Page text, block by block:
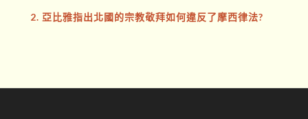
2. 亞比雅指出北國的宗教敬拜如何違反了摩西律法?